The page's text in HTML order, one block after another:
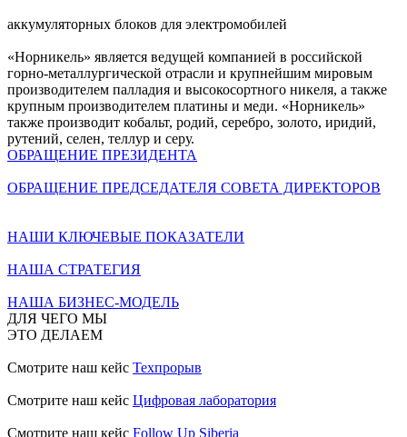
аккумуляторных блоков для электромобилей
«Норникель» является ведущей компанией в российской
горно-металлургической отрасли и крупнейшим мировым
производителем палладия и высокосортного никеля, а также
крупным производителем платины и меди. «Норникель»
также производит кобальт, родий, серебро, золото, иридий,
рутений, селен, теллур и серу.
ОБРАЩЕНИЕ ПРЕЗИДЕНТА
ОБРАЩЕНИЕ ПРЕДСЕДАТЕЛЯ СОВЕТА ДИРЕКТОРОВ
НАШИ КЛЮЧЕВЫЕ ПОКАЗАТЕЛИ
НАША СТРАТЕГИЯ
НАША БИЗНЕС-МОДЕЛЬ
ДЛЯ ЧЕГО МЫ
ЭТО ДЕЛАЕМ
Смотрите наш кейс Техпрорыв
Смотрите наш кейс Цифровая лаборатория
Смотрите наш кейс Follow Up Siberia